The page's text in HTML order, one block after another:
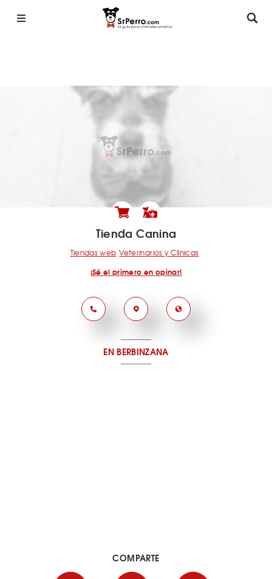
Tienda Canina
Tiendas web Veterinarios y Clínicas
¡Sé el primero en opinar!
EN BERBINZANA
COMPARTE